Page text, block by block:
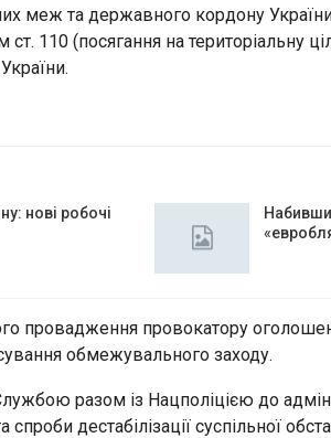
меж та державного кордону
110 (посягання на територіальну
нові робочі
провадження провокатору
обмежувального заходу.
разом із Нацполіцією до
спроби дестабілізації суспільної